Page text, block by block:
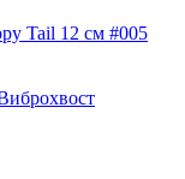
Tail 12 см #005